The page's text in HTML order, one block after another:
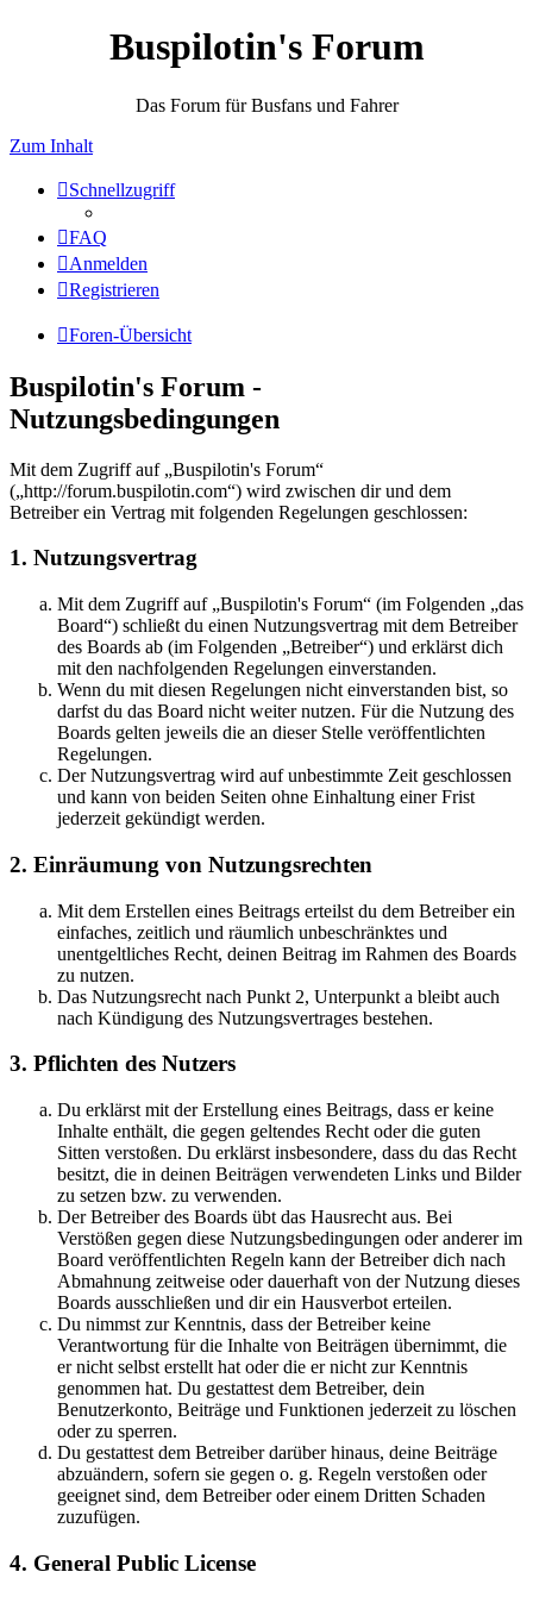
Buspilotin's Forum
Das Forum für Busfans und Fahrer
Zum Inhalt
Schnellzugriff
FAQ
Anmelden
Registrieren
Foren-Übersicht
Buspilotin's Forum -
Nutzungsbedingungen
Mit dem Zugriff auf „Buspilotin's Forum“
(„http://forum.buspilotin.com“) wird zwischen dir und dem
Betreiber ein Vertrag mit folgenden Regelungen geschlossen:
1. Nutzungsvertrag
Mit dem Zugriff auf „Buspilotin's Forum“ (im Folgenden „das
Board“) schließt du einen Nutzungsvertrag mit dem Betreiber
des Boards ab (im Folgenden „Betreiber“) und erklärst dich
mit den nachfolgenden Regelungen einverstanden.
Wenn du mit diesen Regelungen nicht einverstanden bist, so
darfst du das Board nicht weiter nutzen. Für die Nutzung des
Boards gelten jeweils die an dieser Stelle veröffentlichten
Regelungen.
Der Nutzungsvertrag wird auf unbestimmte Zeit geschlossen
und kann von beiden Seiten ohne Einhaltung einer Frist
jederzeit gekündigt werden.
2. Einräumung von Nutzungsrechten
Mit dem Erstellen eines Beitrags erteilst du dem Betreiber ein
einfaches, zeitlich und räumlich unbeschränktes und
unentgeltliches Recht, deinen Beitrag im Rahmen des Boards
zu nutzen.
Das Nutzungsrecht nach Punkt 2, Unterpunkt a bleibt auch
nach Kündigung des Nutzungsvertrages bestehen.
3. Pflichten des Nutzers
Du erklärst mit der Erstellung eines Beitrags, dass er keine
Inhalte enthält, die gegen geltendes Recht oder die guten
Sitten verstoßen. Du erklärst insbesondere, dass du das Recht
besitzt, die in deinen Beiträgen verwendeten Links und Bilder
zu setzen bzw. zu verwenden.
Der Betreiber des Boards übt das Hausrecht aus. Bei
Verstößen gegen diese Nutzungsbedingungen oder anderer im
Board veröffentlichten Regeln kann der Betreiber dich nach
Abmahnung zeitweise oder dauerhaft von der Nutzung dieses
Boards ausschließen und dir ein Hausverbot erteilen.
Du nimmst zur Kenntnis, dass der Betreiber keine
Verantwortung für die Inhalte von Beiträgen übernimmt, die
er nicht selbst erstellt hat oder die er nicht zur Kenntnis
genommen hat. Du gestattest dem Betreiber, dein
Benutzerkonto, Beiträge und Funktionen jederzeit zu löschen
oder zu sperren.
Du gestattest dem Betreiber darüber hinaus, deine Beiträge
abzuändern, sofern sie gegen o. g. Regeln verstoßen oder
geeignet sind, dem Betreiber oder einem Dritten Schaden
zuzufügen.
4. General Public License